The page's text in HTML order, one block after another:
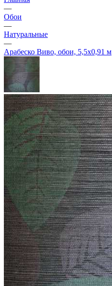
—
Обои
—
Натуральные
—
Арабеско Виво, обои, 5,5х0,91 м